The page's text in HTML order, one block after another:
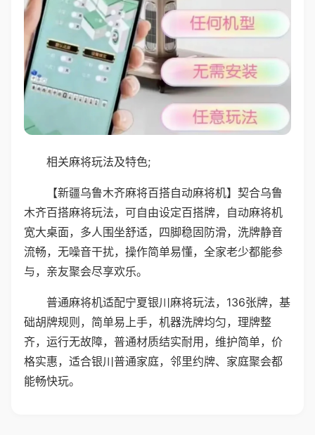
相关麻将玩法及特色;
【新疆乌鲁木齐麻将百搭自动麻将机】契合乌鲁
木齐百搭麻将玩法，可自由设定百搭牌，自动麻将机
宽大桌面，多人围坐舒适，四脚稳固防滑，洗牌静音
流畅，无噪音干扰，操作简单易懂，全家老少都能参
与，亲友聚会尽享欢乐。
普通麻将机适配宁夏银川麻将玩法，136张牌，基
础胡牌规则，简单易上手，机器洗牌均匀，理牌整
齐，运行无故障，普通材质结实耐用，维护简单，价
格实惠，适合银川普通家庭，邻里约牌、家庭聚会都
能畅快玩。